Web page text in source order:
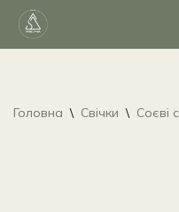
Перейти
Головна \ Свічки \ Соєві